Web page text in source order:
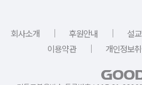
회사소개 ｜ 후원안내 ｜ 설
이용약관
｜ 개인정보